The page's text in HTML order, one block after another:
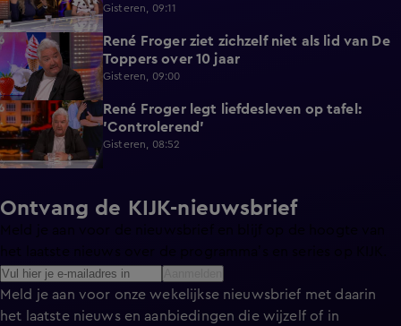
Gisteren, 09:11
3:01
René Froger ziet zichzelf niet als lid van De
Toppers over 10 jaar
Gisteren, 09:00
6:43
René Froger legt liefdesleven op tafel:
'Controlerend'
Gisteren, 08:52
Ontvang de KIJK-nieuwsbrief
Meld je aan voor onze wekelijkse nieuwsbrief met daarin
het laatste nieuws en aanbiedingen die wijzelf of in